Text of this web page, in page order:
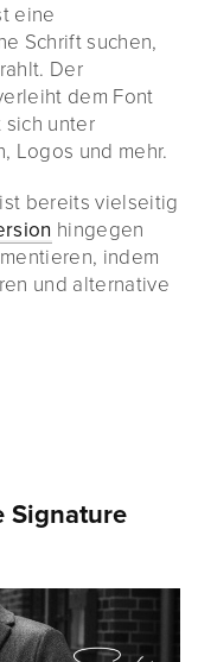
eine
Schrift suchen,
Der
dem Font
unter
Logos und mehr.
bereits vielseitig
hingegen
indem
und alternative
Signature